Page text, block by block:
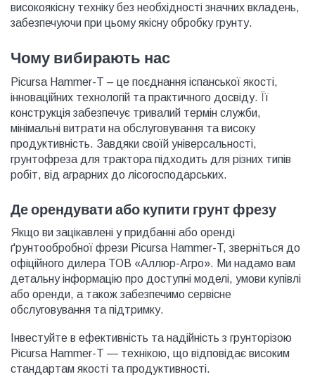
високоякісну техніку без необхідності значних вкладень,
забезпечуючи при цьому якісну обробку грунту.
Чому вибирають нас
Picursa Hammer-T – це поєднання іспанської якості,
інноваційних технологій та практичного досвіду. Її
конструкція забезпечує тривалий термін служби,
мінімальні витрати на обслуговування та високу
продуктивність. Завдяки своїй універсальності,
грунтофреза для трактора підходить для різних типів
робіт, від аграрних до лісогосподарських.
Де орендувати або купити грунт фрезу
Якщо ви зацікавлені у придбанні або оренді
ґрунтообробної фрези Picursa Hammer-T, зверніться до
офіційного дилера ТОВ «Аллюр-Агро». Ми надамо вам
детальну інформацію про доступні моделі, умови купівлі
або оренди, а також забезпечимо сервісне
обслуговування та підтримку.
Інвестуйте в ефективність та надійність з грунторізою
Picursa Hammer-T — технікою, що відповідає високим
стандартам якості та продуктивності.